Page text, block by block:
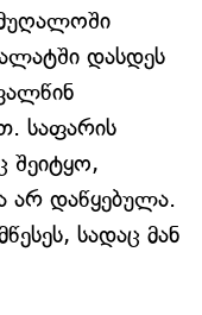
დასდეს
საფარის
შეიტყო,
არ დაწყებულა.
სადაც მან